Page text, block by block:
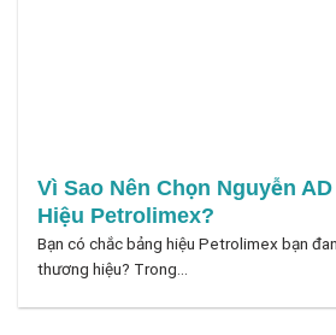
Vì Sao Nên Chọn Nguyễn
Hiệu Petrolimex?
Bạn có chắc bảng hiệu Petrolimex bạn
thương hiệu? Trong...